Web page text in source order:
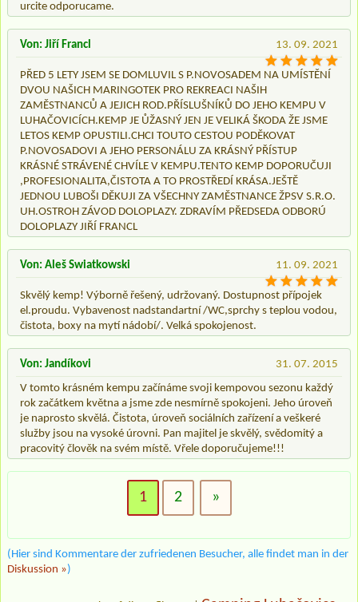
urcite odporucame.
13. 09. 2021
Von: Jiří Francl
PŘED 5 LETY JSEM SE DOMLUVIL S P.NOVOSADEM NA UMÍSTĚNÍ
DVOU NAŠICH MARINGOTEK PRO REKREACI NAŠIH
ZAMĚSTNANCŮ A JEJICH ROD.PŘÍSLUŠNÍKŮ DO JEHO KEMPU V
LUHAČOVICÍCH.KEMP JE ŮŽASNÝ JEN JE VELIKÁ ŠKODA ŽE JSME
LETOS KEMP OPUSTILI.CHCI TOUTO CESTOU PODĚKOVAT
P.NOVOSADOVI A JEHO PERSONÁLU ZA KRÁSNÝ PŘÍSTUP
KRÁSNÉ STRÁVENÉ CHVÍLE V KEMPU.TENTO KEMP DOPORUČUJI
,PROFESIONALITA,ČISTOTA A TO PROSTŘEDÍ KRÁSA.JEŠTĚ
JEDNOU LUBOŠI DĚKUJI ZA VŠECHNY ZAMĚSTNANCE ŽPSV S.R.O.
UH.OSTROH ZÁVOD DOLOPLAZY. ZDRAVÍM PŘEDSEDA ODBORÚ
DOLOPLAZY JIŘÍ FRANCL
11. 09. 2021
Von: Aleš Swiatkowski
Skvělý kemp! Výborně řešený, udržovaný. Dostupnost přípojek
el.proudu. Vybavenost nadstandartní /WC,sprchy s teplou vodou,
čistota, boxy na mytí nádobí/. Velká spokojenost.
31. 07. 2015
Von: Jandíkovi
V tomto krásném kempu začínáme svoji kempovou sezonu každý
rok začátkem května a jsme zde nesmírně spokojeni. Jeho úroveň
je naprosto skvělá. Čistota, úroveň sociálních zařízení a veškeré
služby jsou na vysoké úrovni. Pan majitel je skvělý, svědomitý a
pracovitý člověk na svém místě. Vřele doporučujeme!!!
1 2 »
(Hier sind Kommentare der zufriedenen Besucher, alle findet man in der
Diskussion »)